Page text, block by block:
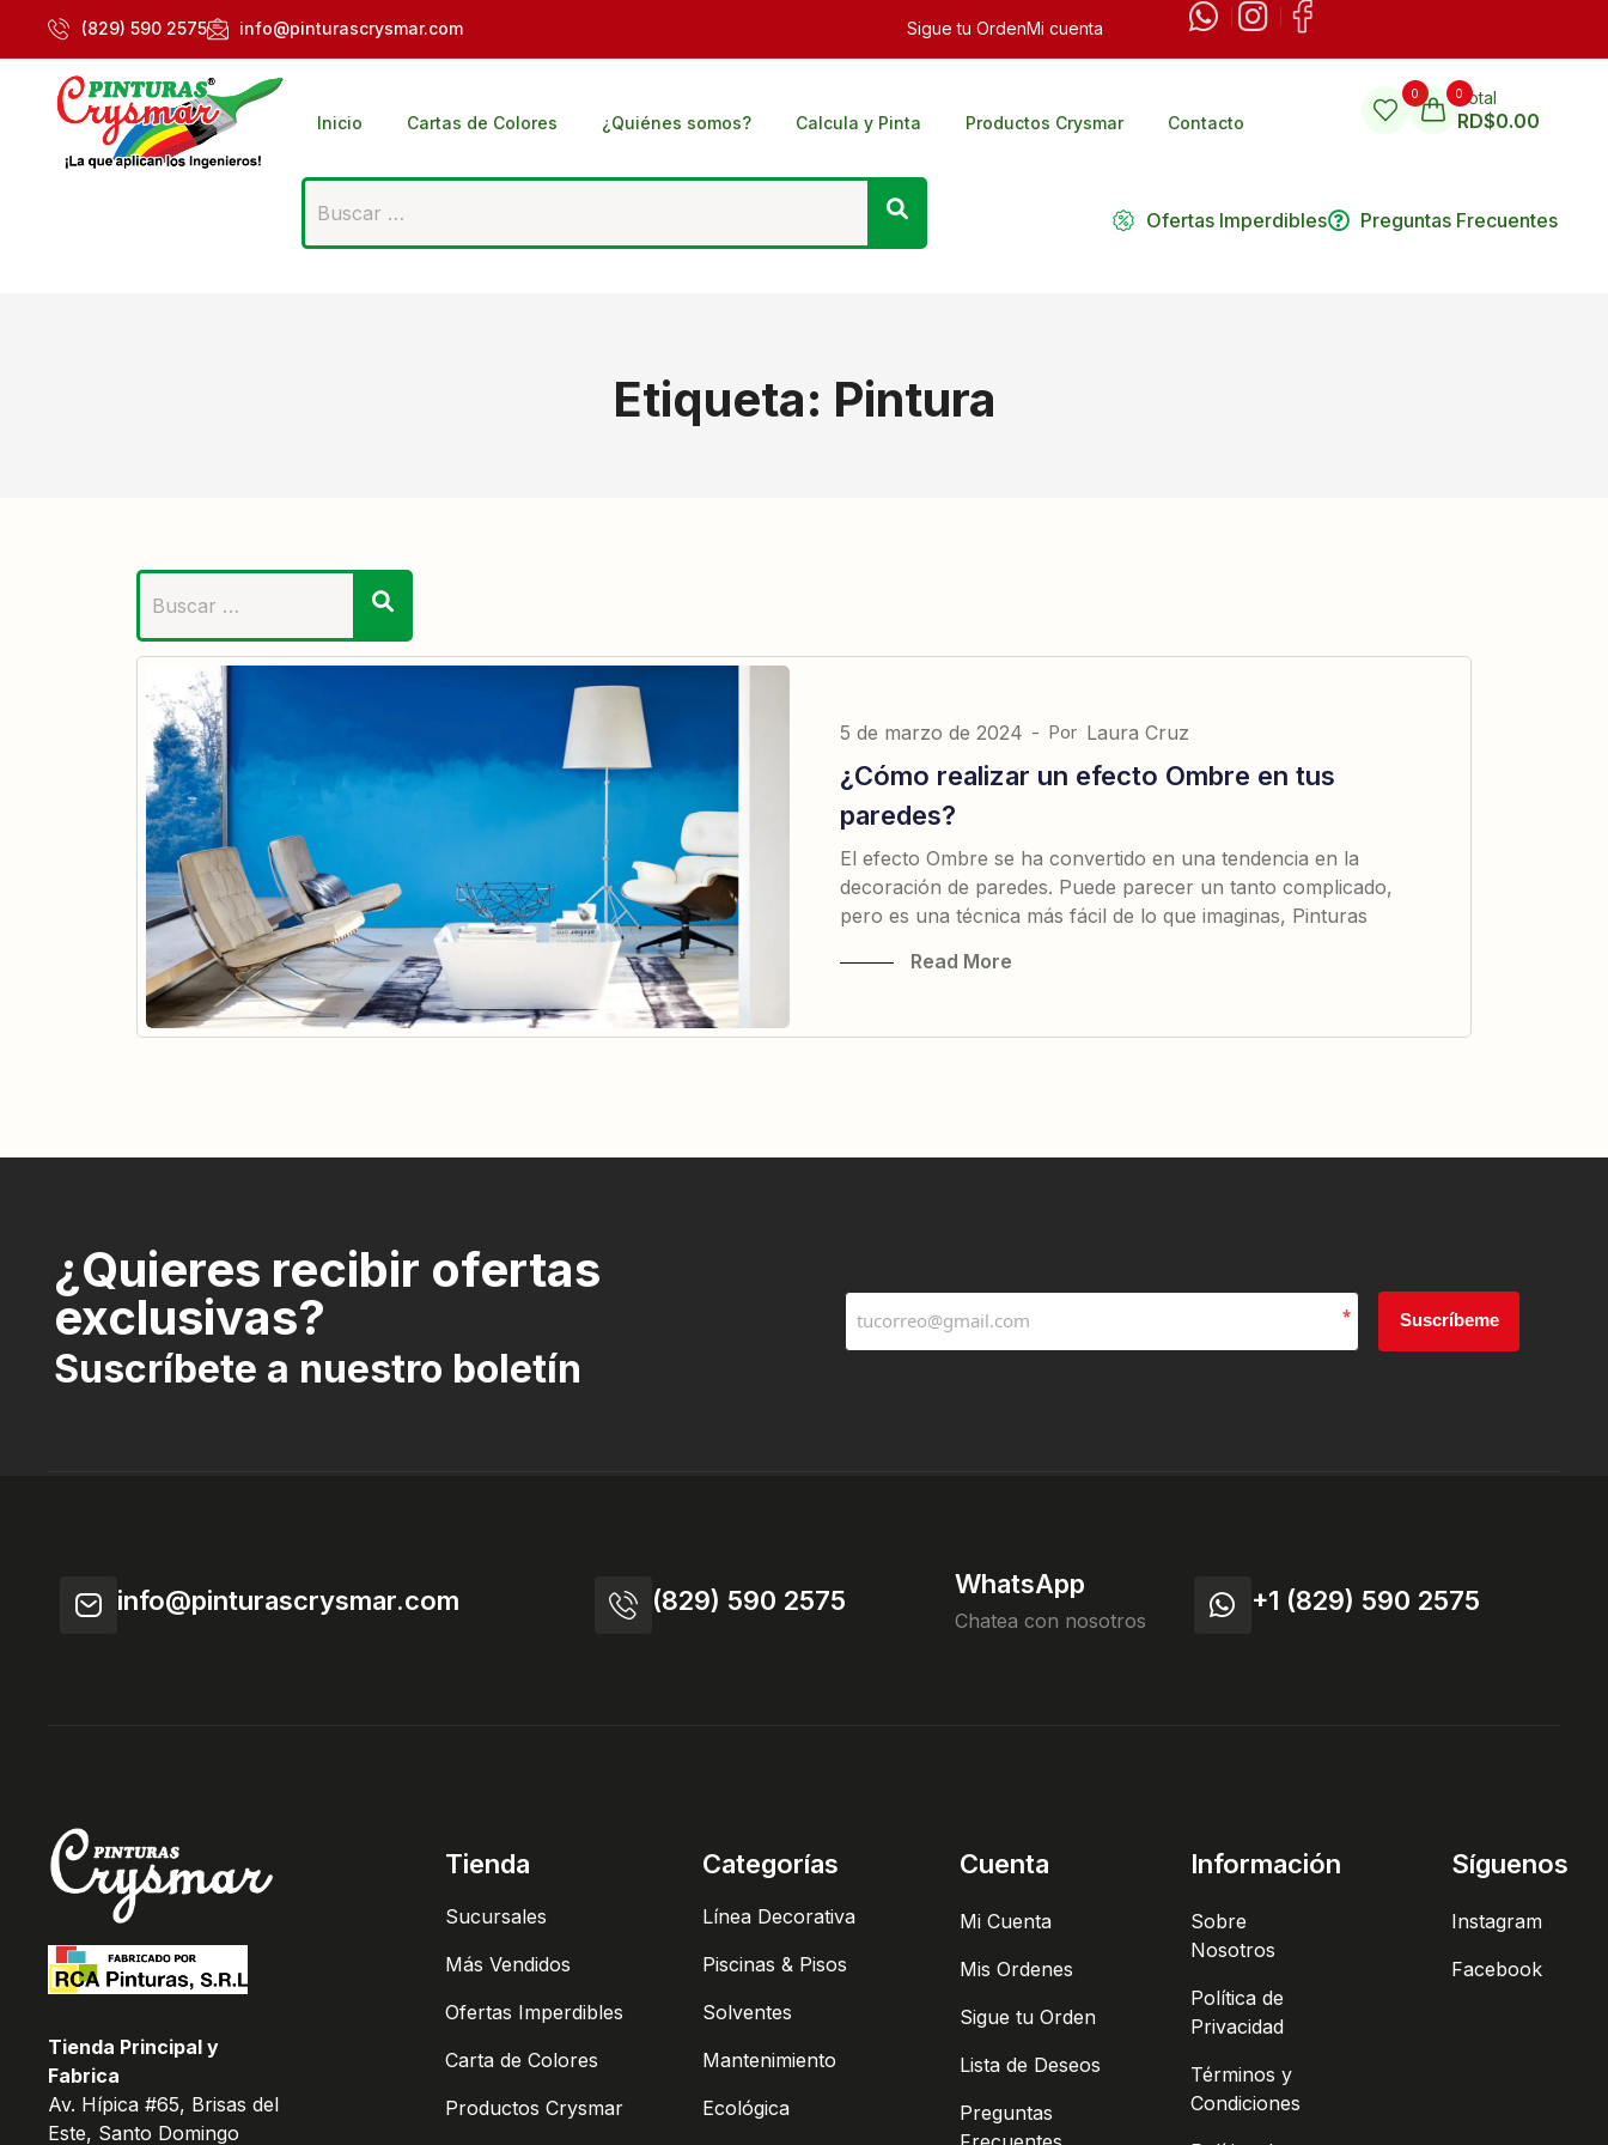
(829) 590 2575 info@pinturascrysmar.com Sigue tu OrdenMi cuenta
Inicio Cartas de Colores ¿Quiénes somos? Calcula y Pinta Productos Crysmar Contacto
0 0Total
RD$0.00
Ofertas Imperdibles Preguntas Frecuentes
Etiqueta: Pintura
5 de marzo de 2024 - Por Laura Cruz
¿Cómo realizar un efecto Ombre en tus
paredes?
El efecto Ombre se ha convertido en una tendencia en la
decoración de paredes. Puede parecer un tanto complicado,
pero es una técnica más fácil de lo que imaginas, Pinturas
Read More
¿Quieres recibir ofertas
exclusivas?
Suscríbete a nuestro boletín
* Suscríbeme
info@pinturascrysmar.com (829) 590 2575
WhatsApp
Chatea con nosotros
+1 (829) 590 2575
Tienda Principal y
Fabrica
Av. Hípica #65, Brisas del
Este, Santo Domingo
Tienda
Sucursales
Más Vendidos
Ofertas Imperdibles
Carta de Colores
Productos Crysmar
Categorías
Línea Decorativa
Piscinas & Pisos
Solventes
Mantenimiento
Ecológica
Cuenta
Mi Cuenta
Mis Ordenes
Sigue tu Orden
Lista de Deseos
Preguntas
Información
Sobre
Nosotros
Política de
Privacidad
Términos y
Condiciones
Síguenos
Instagram
Facebook